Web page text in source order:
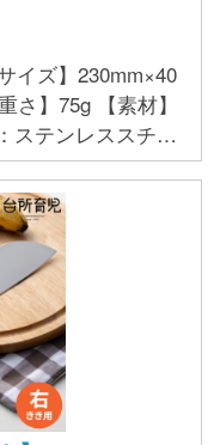
さ】75g 【素材】
ステンレススチー
プロピレン（耐熱